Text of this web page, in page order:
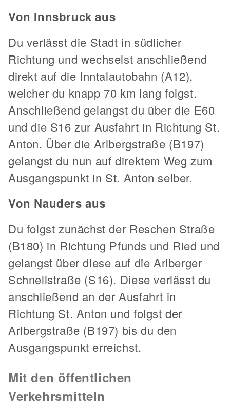
Von Innsbruck aus
Du verlässt die Stadt in südlicher
Richtung und wechselst anschließend
direkt auf die Inntalautobahn (A12),
welcher du knapp 70 km lang folgst.
Anschließend gelangst du über die E60
und die S16 zur Ausfahrt in Richtung St.
Anton. Über die Arlbergstraße (B197)
gelangst du nun auf direktem Weg zum
Ausgangspunkt in St. Anton selber.
Von Nauders aus
Du folgst zunächst der Reschen Straße
(B180) in Richtung Pfunds und Ried und
gelangst über diese auf die Arlberger
Schnellstraße (S16). Diese verlässt du
anschließend an der Ausfahrt in
Richtung St. Anton und folgst der
Arlbergstraße (B197) bis du den
Ausgangspunkt erreichst.
Mit den öffentlichen
Verkehrsmitteln